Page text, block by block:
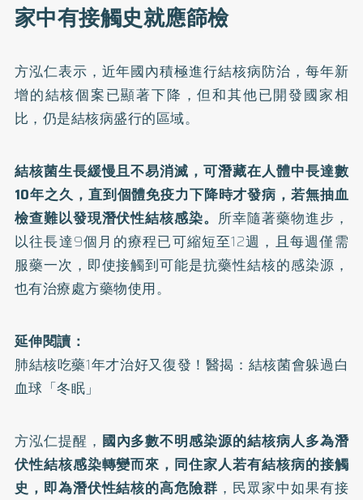
家中有接觸史就應篩檢
方泓仁表示，近年國內積極進行結核病防治，每年新
增的結核個案已顯著下降，但和其他已開發國家相
比，仍是結核病盛行的區域。
結核菌生長緩慢且不易消滅，可潛藏在人體中長達數
10年之久，直到個體免疫力下降時才發病，若無抽血
檢查難以發現潛伏性結核感染。所幸隨著藥物進步，
以往長達9個月的療程已可縮短至12週，且每週僅需
服藥一次，即使接觸到可能是抗藥性結核的感染源，
也有治療處方藥物使用。
延伸閱讀：
肺結核吃藥1年才治好又復發！醫揭：結核菌會躲過白
血球「冬眠」
方泓仁提醒， 國內多數不明感染源的結核病人多為潛
伏性結核感染轉變而來，同住家人若有結核病的接觸
史，即為潛伏性結核的高危險群 ，民眾家中如果有接